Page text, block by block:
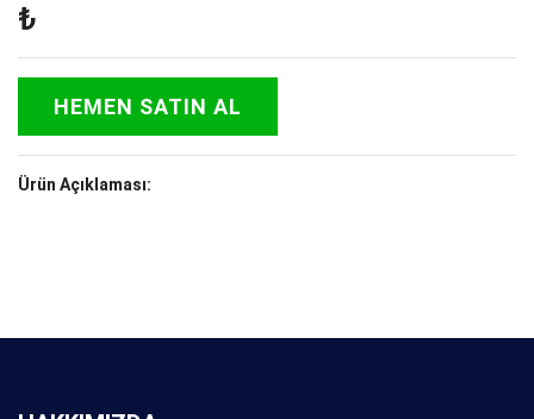
₺
HEMEN SATIN AL
Ürün Açıklaması: